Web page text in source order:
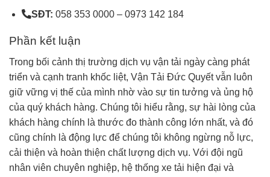
SĐT: 058 353 0000 – 0973 142 184
Phần kết luận
Trong bối cảnh thị trường dịch vụ vận tải ngày càng phát
triển và cạnh tranh khốc liệt, Vận Tải Đức Quyết vẫn luôn
giữ vững vị thế của mình nhờ vào sự tin tưởng và ủng hộ
của quý khách hàng. Chúng tôi hiểu rằng, sự hài lòng của
khách hàng chính là thước đo thành công lớn nhất, và đó
cũng chính là động lực để chúng tôi không ngừng nỗ lực,
cải thiện và hoàn thiện chất lượng dịch vụ. Với đội ngũ
nhân viên chuyên nghiệp, hệ thống xe tải hiện đại và